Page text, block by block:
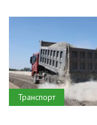
Транспорт